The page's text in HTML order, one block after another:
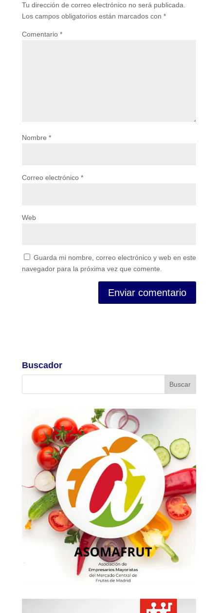
Tu dirección de correo electrónico no será publicada.
Los campos obligatorios están marcados con *
Comentario *
Nombre *
Correo electrónico *
Web
Guarda mi nombre, correo electrónico y web en este
navegador para la próxima vez que comente.
Buscador